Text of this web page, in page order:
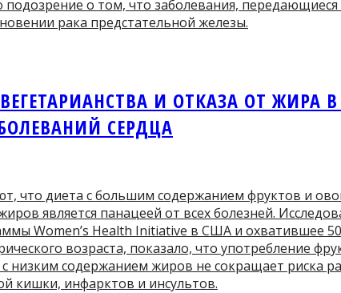
о том, что заболевания,
рака предстательной железы.
И ОТКАЗА ОТ ЖИРА
СЕРДЦА
что диета с большим содержанием фруктов и
является панацеей от всех болезней.
Women’s Health Initiative в США и охватившее
возраста, показало, что употребление
низким содержанием жиров не сокращает риска
кишки, инфарктов и инсультов.